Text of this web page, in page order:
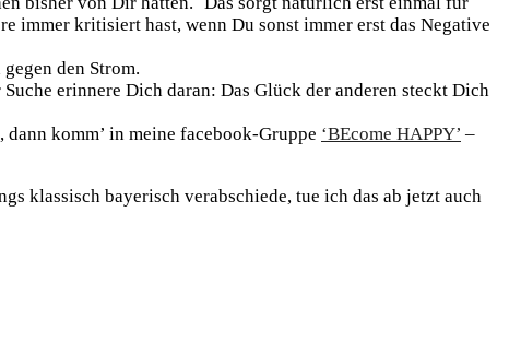
immer kritisiert hast, wenn Du sonst immer erst das Negative
den Strom.
erinnere Dich daran: Das Glück der anderen steckt Dich
komm’ in meine facebook-Gruppe ‘BEcome HAPPY’ –
klassisch bayerisch verabschiede, tue ich das ab jetzt auch